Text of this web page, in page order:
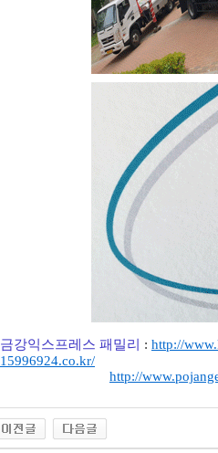
금강익스프레스 패밀리 : http://
15996924.co.kr/
http://